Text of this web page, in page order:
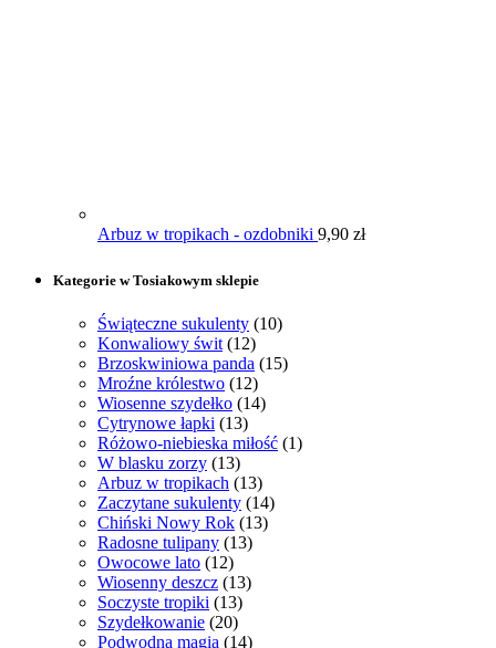
Arbuz w tropikach - ozdobniki 9,90 zł
Kategorie w Tosiakowym sklepie
Świąteczne sukulenty (10)
Konwaliowy świt (12)
Brzoskwiniowa panda (15)
Mroźne królestwo (12)
Wiosenne szydełko (14)
Cytrynowe łapki (13)
Różowo-niebieska miłość (1)
W blasku zorzy (13)
Arbuz w tropikach (13)
Zaczytane sukulenty (14)
Chiński Nowy Rok (13)
Radosne tulipany (13)
Owocowe lato (12)
Wiosenny deszcz (13)
Soczyste tropiki (13)
Szydełkowanie (20)
Podwodna magia (14)